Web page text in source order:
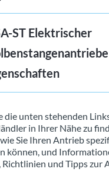
ST Elektrischer
die unten stehenden
in Ihrer Nähe zu
Sie Ihren Antrieb
können, und
Richtlinien und Tipps zur